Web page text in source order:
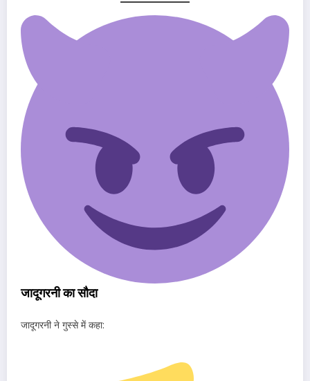
जादूगरनी का सौदा
जादूगरनी ने गुस्से में कहा: